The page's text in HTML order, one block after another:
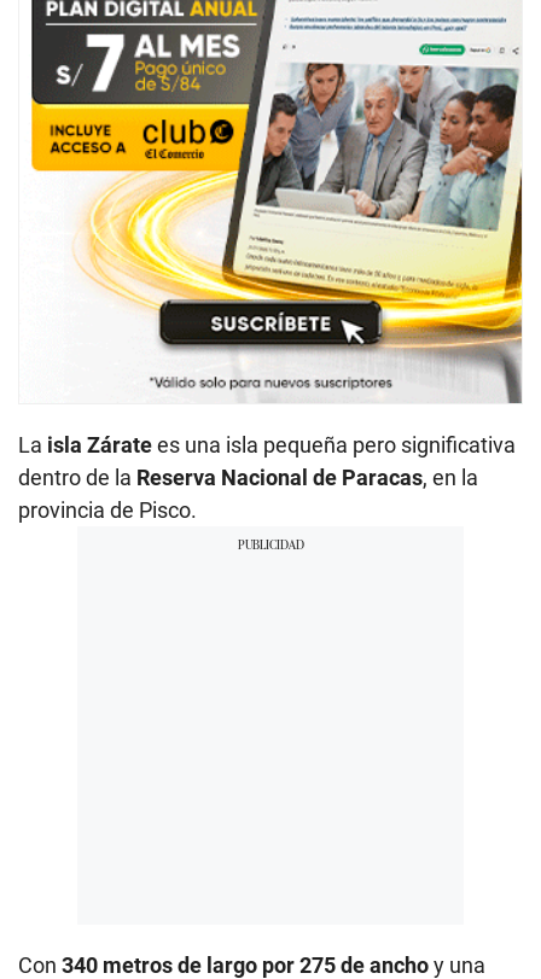
La isla Záratees una isla pequeña pero significativa
dentro de la Reserva Nacional de Paracas, en la
provincia de Pisco.
Con 340 metros de largo por 275 de anchoy una